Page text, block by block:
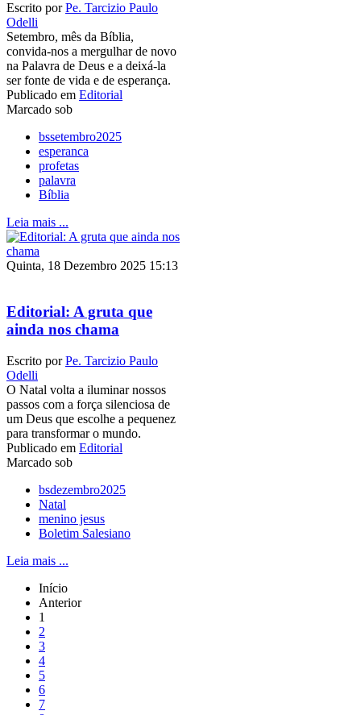
Escrito porPe. Tarcizio Paulo
Odelli
Setembro, mês da Bíblia,
convida-nos a mergulhar de novo
na Palavra de Deus e a deixá-la
ser fonte de vida e de esperança.
Publicado em Editorial
Marcado sob
bssetembro2025
esperanca
profetas
palavra
Bíblia
Leia mais ...
Quinta, 18 Dezembro 2025 15:13
Editorial: A gruta que
ainda nos chama
Escrito porPe. Tarcizio Paulo
Odelli
O Natal volta a iluminar nossos
passos com a força silenciosa de
um Deus que escolhe a pequenez
para transformar o mundo.
Publicado em Editorial
Marcado sob
bsdezembro2025
Natal
menino jesus
Boletim Salesiano
Leia mais ...
Início
Anterior
1
2
3
4
5
6
7